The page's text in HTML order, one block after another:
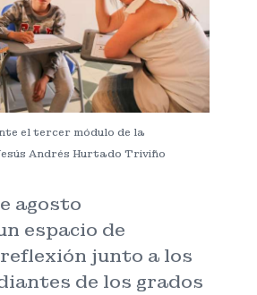
el tercer módulo de la
Andrés Hurtado Triviño
agosto
espacio de
junto a los
de los grados